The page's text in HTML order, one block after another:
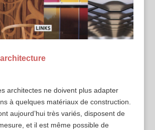
architectes ne doivent plus adapter
à quelques matériaux de construction.
aujourd’hui très variés, disposent de
et il est même possible de